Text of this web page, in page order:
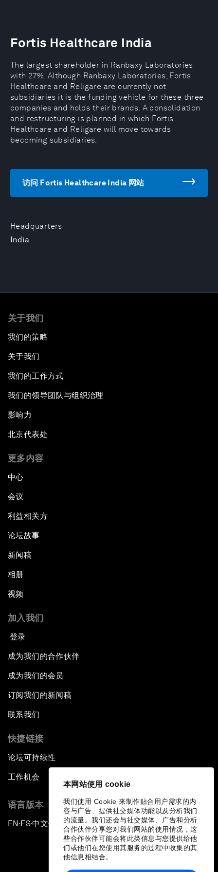
本网站使用 cookie
我们使用 Cookie 来制作贴合用户需求的内
容与广告、提供社交媒体功能以及分析我们
的流量。我们还会与社交媒体、广告和分析
合作伙伴分享您对我们网站的使用情况，这
些合作伙伴可能会将此类信息与您提供给他
们或他们在您使用其服务的过程中收集的其
他信息相结合。
Headquarters
India
Fortis Healthcare India
The largest shareholder in Ranbaxy Laboratories
with 27%. Although Ranbaxy Laboratories, Fortis
Healthcare and Religare are currently not
subsidiaries it is the funding vehicle for these three
companies and holds their brands. A consolidation
and restructuring is planned in which Fortis
Healthcare and Religare will move towards
becoming subsidiaries.
访问 Fortis Healthcare India 网站
关于我们
我们的策略
关于我们
我们的工作方式
我们的领导团队与组织治理
影响力
北京代表处
更多内容
中心
会议
利益相关方
论坛故事
新闻稿
相册
视频
加入我们
登录
成为我们的合作伙伴
成为我们的会员
订阅我们的新闻稿
联系我们
快捷链接
论坛可持续性
工作机会
语言版本
EN ▪ES▪中文▪ 日本語